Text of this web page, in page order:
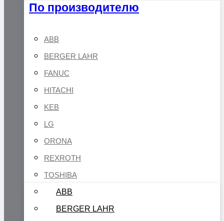
По производителю
ABB
BERGER LAHR
FANUC
HITACHI
KEB
LG
ORONA
REXROTH
TOSHIBA
ABB
BERGER LAHR